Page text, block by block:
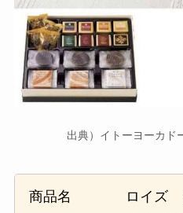
出典）イトーヨーカド
商品名
ロイズ